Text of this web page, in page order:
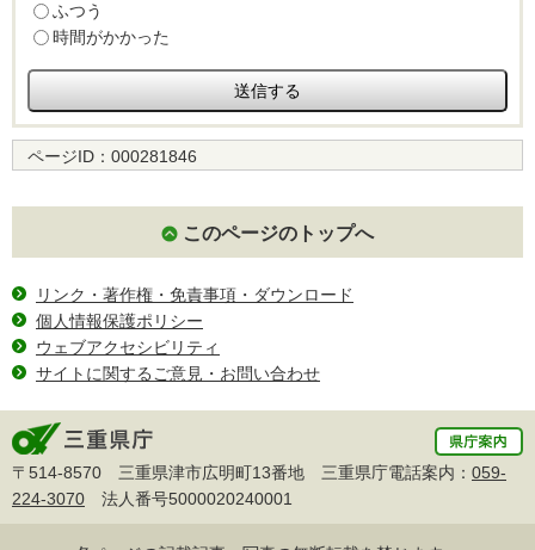
ふつう
時間がかかった
ページID： 000281846
このページのトップへ
リンク・著作権・免責事項・ダウンロード
個人情報保護ポリシー
ウェブアクセシビリティ
サイトに関するご意見・お問い合わせ
〒514-8570 三重県津市広明町13番地 三重県庁電話案内： 059-
224-3070 法人番号5000020240001